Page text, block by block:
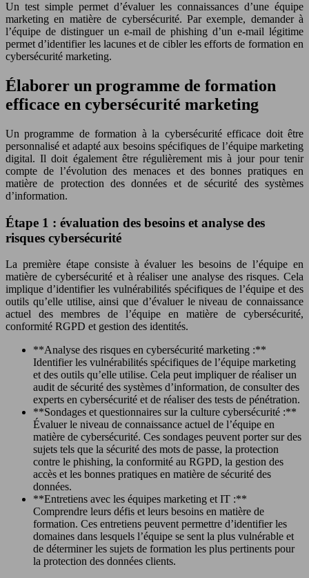
Un test simple permet d’évaluer les connaissances d’une équipe
marketing en matière de cybersécurité. Par exemple, demander à
l’équipe de distinguer un e-mail de phishing d’un e-mail légitime
permet d’identifier les lacunes et de cibler les efforts de formation en
cybersécurité marketing.
Élaborer un programme de formation
efficace en cybersécurité marketing
Un programme de formation à la cybersécurité efficace doit être
personnalisé et adapté aux besoins spécifiques de l’équipe marketing
digital. Il doit également être régulièrement mis à jour pour tenir
compte de l’évolution des menaces et des bonnes pratiques en
matière de protection des données et de sécurité des systèmes
d’information.
Étape 1 : évaluation des besoins et analyse des
risques cybersécurité
La première étape consiste à évaluer les besoins de l’équipe en
matière de cybersécurité et à réaliser une analyse des risques. Cela
implique d’identifier les vulnérabilités spécifiques de l’équipe et des
outils qu’elle utilise, ainsi que d’évaluer le niveau de connaissance
actuel des membres de l’équipe en matière de cybersécurité,
conformité RGPD et gestion des identités.
**Analyse des risques en cybersécurité marketing :**
Identifier les vulnérabilités spécifiques de l’équipe marketing
et des outils qu’elle utilise. Cela peut impliquer de réaliser un
audit de sécurité des systèmes d’information, de consulter des
experts en cybersécurité et de réaliser des tests de pénétration.
**Sondages et questionnaires sur la culture cybersécurité :**
Évaluer le niveau de connaissance actuel de l’équipe en
matière de cybersécurité. Ces sondages peuvent porter sur des
sujets tels que la sécurité des mots de passe, la protection
contre le phishing, la conformité au RGPD, la gestion des
accès et les bonnes pratiques en matière de sécurité des
données.
**Entretiens avec les équipes marketing et IT :**
Comprendre leurs défis et leurs besoins en matière de
formation. Ces entretiens peuvent permettre d’identifier les
domaines dans lesquels l’équipe se sent la plus vulnérable et
de déterminer les sujets de formation les plus pertinents pour
la protection des données clients.